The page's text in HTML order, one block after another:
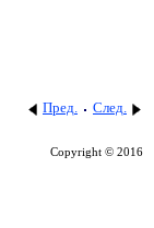
Пред. След.
Copyright © 2016